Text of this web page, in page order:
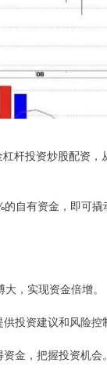
杆投资炒股配资
自有资金，即可
，实现资金倍增。
投资建议和风险控
金，把握投资机会。